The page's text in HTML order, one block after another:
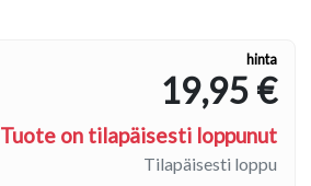
hinta
19,95 €
Tuote on tilapäisesti loppunut
Tilapäisesti loppu